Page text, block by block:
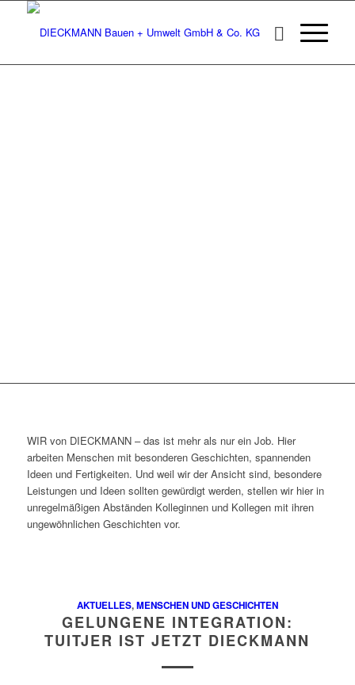
WIR von DIECKMANN – das ist mehr als nur ein Job. Hier
arbeiten Menschen mit besonderen Geschichten, spannenden
Ideen und Fertigkeiten. Und weil wir der Ansicht sind, besondere
Leistungen und Ideen sollten gewürdigt werden, stellen wir hier in
unregelmäßigen Abständen Kolleginnen und Kollegen mit ihren
ungewöhnlichen Geschichten vor.
AKTUELLES,MENSCHEN UND GESCHICHTEN
GELUNGENE INTEGRATION:
TUITJER IST JETZT DIECKMANN